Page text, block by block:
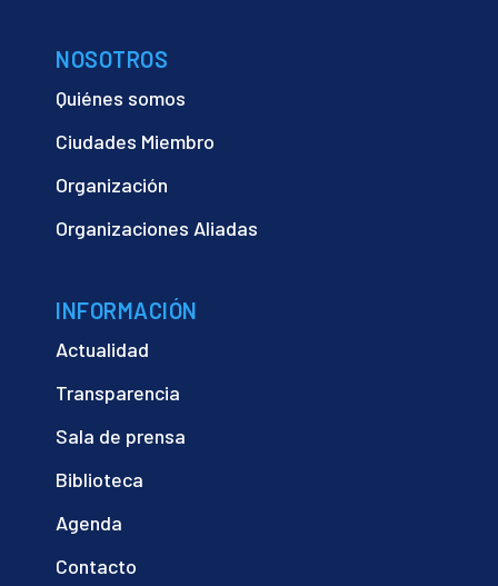
NOSOTROS
Quiénes somos
Ciudades Miembro
Organización
Organizaciones Aliadas
INFORMACIÓN
Actualidad
Transparencia
Sala de prensa
Biblioteca
Agenda
Contacto